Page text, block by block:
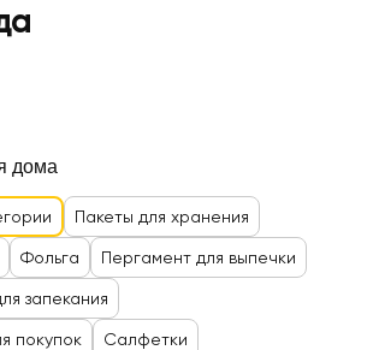
дома
Пакеты для хранения
Фольга Пергамент для выпечки
запекания
покупок Салфетки